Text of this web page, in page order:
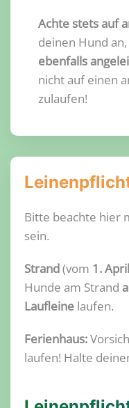
Achte stets auf
deinen Hund
ebenfalls
nicht auf einen
zulaufen!
Bitte beachte hier
sein.
Strand(vom 1.
Hunde am Strand
Laufleine laufen.
Ferienhaus:
laufen! Halte